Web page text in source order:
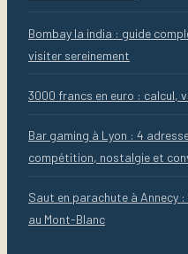
Bombay la india : guide
visiter sereinement
3000 francs en euro : calcul,
Bar gaming à Lyon : 4
compétition, nostalgie et
Saut en parachute à Annecy
au Mont-Blanc